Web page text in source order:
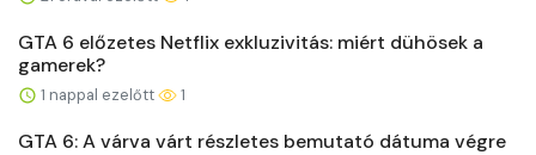
GTA 6 előzetes Netflix exkluzivitás: miért dühösek a
gamerek?
1 nappal ezelőtt 1
GTA 6: A várva várt részletes bemutató dátuma végre